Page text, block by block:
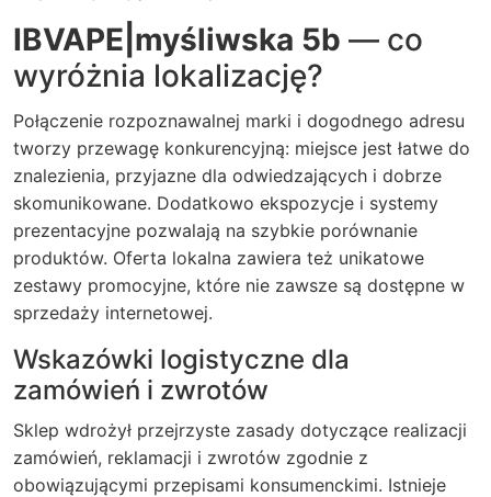
IBVAPE|myśliwska 5b — co
wyróżnia lokalizację?
Połączenie rozpoznawalnej marki i dogodnego adresu
tworzy przewagę konkurencyjną: miejsce jest łatwe do
znalezienia, przyjazne dla odwiedzających i dobrze
skomunikowane. Dodatkowo ekspozycje i systemy
prezentacyjne pozwalają na szybkie porównanie
produktów. Oferta lokalna zawiera też unikatowe
zestawy promocyjne, które nie zawsze są dostępne w
sprzedaży internetowej.
Wskazówki logistyczne dla
zamówień i zwrotów
Sklep wdrożył przejrzyste zasady dotyczące realizacji
zamówień, reklamacji i zwrotów zgodnie z
obowiązującymi przepisami konsumenckimi. Istnieje